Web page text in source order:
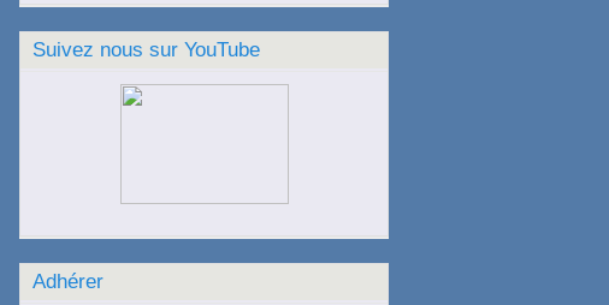
Suivez nous sur YouTube
Adhérer